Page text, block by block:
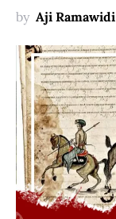
by Aji Ramawidi